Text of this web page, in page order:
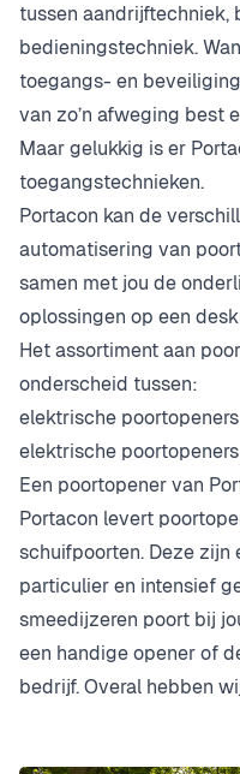
tussen aandrijftechniek,
bedieningstechniek.
toegangs- en
van zo’n afweging best
Maar gelukkig is er
toegangstechnieken.
Portacon kan de
automatisering van
samen met jou de
oplossingen op een
Het assortiment aan
onderscheid tussen:
elektrische
elektrische
Een poortopener van
Portacon levert
schuifpoorten. Deze
particulier en intensief
smeedijzeren poort bij
een handige opener of
bedrijf. Overal hebben